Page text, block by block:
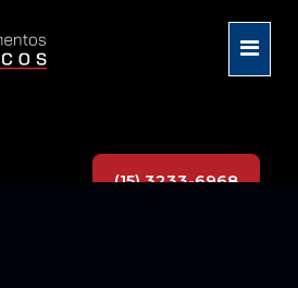
(15) 3233-6968